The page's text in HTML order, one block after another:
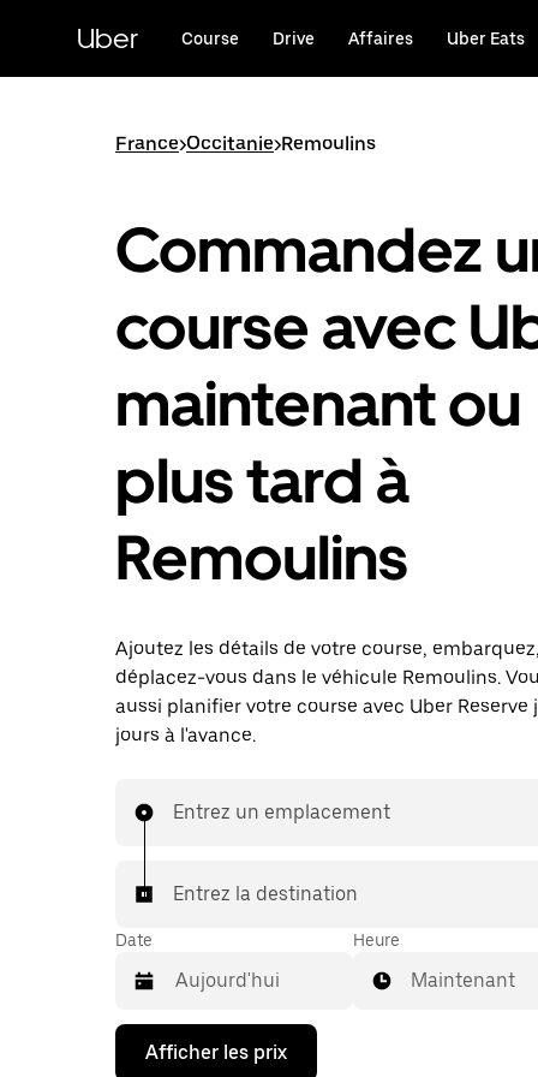
principal
Uber Course Drive Affaires Uber Eats
France>Occitanie>Remoulins
Commandez
course avec
maintenant ou
plus tard à
Remoulins
Ajoutez les détails de votre course,
déplacez-vous dans le véhicule Remoulins.
aussi planifier votre course avec Uber Reserve
jours à l'avance.
Entrez un emplacement
Entrez la destination
Date
Appuyez
Heure
Maintenant
Afficher les prix